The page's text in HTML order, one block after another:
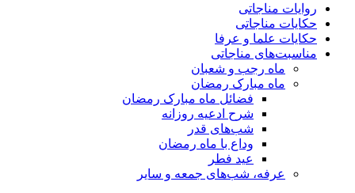
روایات مناجاتی
حکایات مناجاتی
حکایات علما و عرفا
مناسبت‌های مناجاتی
ماه رجب و شعبان
ماه مبارک رمضان
فضائل ماه مبارک رمضان
شرح ادعیه روزانه
شب‌های قدر
وداع با ماه رمضان
عید فطر
عرفه، شب‌های جمعه و سایر